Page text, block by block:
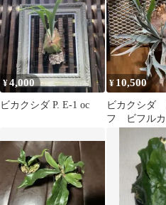
¥4,000
ビカクシダ P. E-1 oc
¥ 10,500
ビカクシダ
フ ビフル